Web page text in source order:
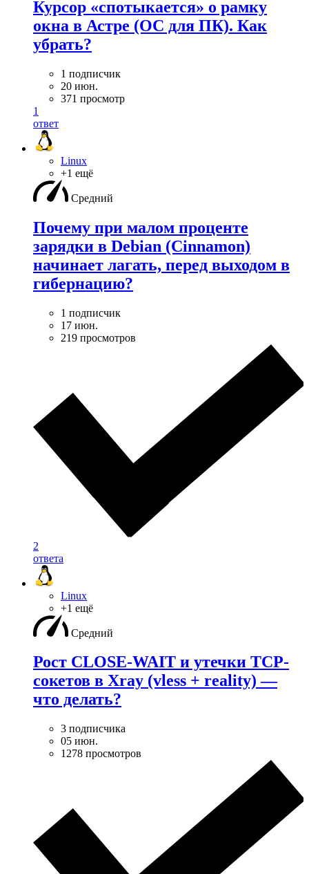
Курсор «спотыкается» о рамку
окна в Астре (ОС для ПК). Как
убрать?
1 подписчик
20 июн.
371 просмотр
1
ответ
Linux
+1 ещё
Средний
Почему при малом проценте
зарядки в Debian (Cinnamon)
начинает лагать, перед выходом в
гибернацию?
1 подписчик
17 июн.
219 просмотров
2
ответа
Linux
+1 ещё
Средний
Рост CLOSE-WAIT и утечки TCP-
сокетов в Xray (vless + reality) —
что делать?
3 подписчика
05 июн.
1278 просмотров